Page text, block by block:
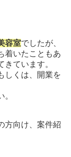
容室でしたが、
着いたこともあ
ています。
しくは、開業を
方向け、案件紹